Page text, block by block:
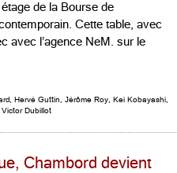
de la Bourse de
Cette table, avec
avec l’agence NeM. sur le
Hervé Guttin Jérôme Roy Kei Kobayashi
Victor Dubillot
Chambord devient